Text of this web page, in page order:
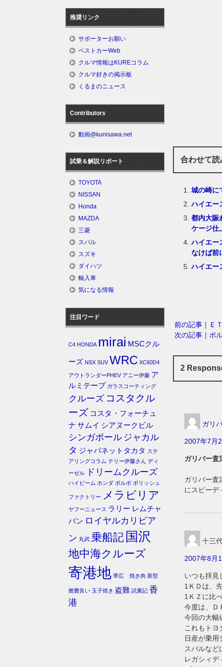
合わせて
城の崎に
ハイエー
都内大賑
ケージ仕
ハイエー
なけば前
ハイエー
前の記事｜Ｅ
次の記事｜ボ
2
ガリ
2007年7月
ガリバー査
ガリバー査
にスピーデ
十三
2007年8月
いつも拝見
1ＫＤは、
1ＫＺに比
今度は、Ｄ
今回の大幅
これもトヨ
日産が乗用
スバルなど
レガシィデ
推奨リンク
サポーターお願い
ベストカーWeb
クルマ情報はKUREコラム
クルマ好きの掲示板
くるまのニュース
Contributors
動画@kunisawa.net
試乗＆解説リポート
TOYOTA
NISSAN
Honda
MAZDA
三菱
スバル
スズキ
ダイハツ
輸入車
気になる情報
注目ワード
C4 HONDA mirai MSCクル
ーズ NSX SUV WRC XC60D4
アウトランダーPHEV アニー伊藤 ア
ルミテープ ガラスコーティング
クルーズ コスタクル
ーズ コスタ・フォーチュ
ナ サムイ シアヌークビル
シンガポール ジャカル
タ ジャパネットタカタ ステ
アリングコラム テリー伊藤さん ディ
ーゼル
ドリームクルーズ
ハイビーム ホンダ ボルボ ポリッシュ
ファクトリー メラビリア
ヤフーニュース ラリー レムチャ
バン ロイヤルカリビア
ン 丸武 乗船記 国沢
地中海クルーズ
寄港地 帯広 焼き肉 新型
燃費良い 玉子焼き 盗難 試乗記 香
港